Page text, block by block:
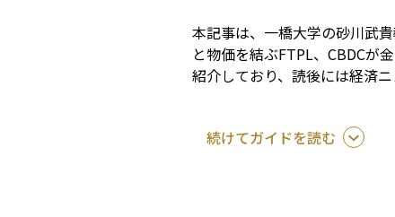
本記事は、一橋大学の砂川武
と物価を結ぶFTPL、CBDCが
紹介しており、読後には経済
続けてガイドを読む